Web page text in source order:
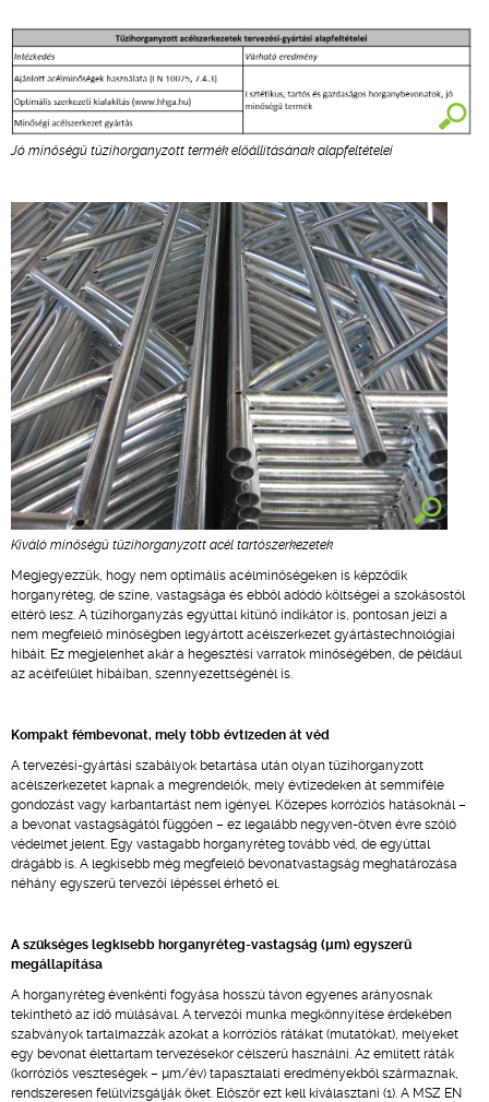
Jó minőségű tűzihorganyzott termék előállításának alapfeltételei
Kiváló minőségű tűzihorganyzott acél tartószerkezetek
Megjegyezzük, hogy nem optimális acélminőségeken is képződik
horganyréteg, de színe, vastagsága és ebből adódó költségei a szokásostól
eltérő lesz. A tűzihorganyzás egyúttal kitűnő indikátor is, pontosan jelzi a
nem megfelelő minőségben legyártott acélszerkezet gyártástechnológiai
hibáit. Ez megjelenhet akár a hegesztési varratok minőségében, de például
az acélfelület hibáiban, szennyezettségénél is.
Kompakt fémbevonat, mely több évtizeden át véd
A tervezési-gyártási szabályok betartása után olyan tűzihorganyzott
acélszerkezetet kapnak a megrendelők, mely évtizedeken át semmiféle
gondozást vagy karbantartást nem igényel. Közepes korróziós hatásoknál –
a bevonat vastagságától függően – ez legalább negyven-ötven évre szóló
védelmet jelent. Egy vastagabb horganyréteg tovább véd, de egyúttal
drágább is. A legkisebb még megfelelő bevonatvastagság meghatározása
néhány egyszerű tervezői lépéssel érhető el.
A szükséges legkisebb horganyréteg-vastagság (µm) egyszerű
megállapítása
A horganyréteg évenkénti fogyása hosszú távon egyenes arányosnak
tekinthető az idő múlásával. A tervezői munka megkönnyítése érdekében
szabványok tartalmazzák azokat a korróziós rátákat (mutatókat), melyeket
egy bevonat élettartam tervezésekor célszerű használni. Az említett ráták
(korróziós veszteségek – µm/év) tapasztalati eredményekből származnak,
rendszeresen felülvizsgálják őket. Először ezt kell kiválasztani (1). A MSZ EN